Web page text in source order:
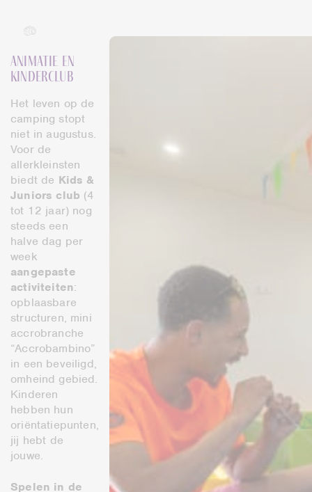
Animatie en
kinderclub
Het leven op de
camping stopt
niet in augustus.
Voor de
allerkleinsten
biedt de Kids &
Juniors club (4
tot 12 jaar) nog
steeds een
halve dag per
week
aangepaste
activiteiten:
opblaasbare
structuren, mini
accrobranche
“Accrobambino”
in een beveiligd,
omheind gebied.
Kinderen
hebben hun
oriëntatiepunten,
jij hebt de
jouwe.
Spelen in de